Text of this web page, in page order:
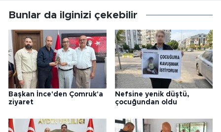
Bunlar da ilginizi çekebilir
Başkan İnce'den Çomruk'a
ziyaret
Nefsine yenik düştü,
çocuğundan oldu